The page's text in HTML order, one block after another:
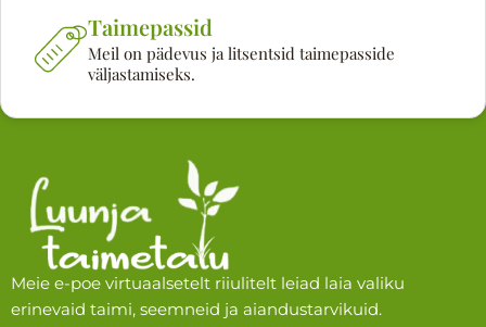
Taimepassid
Meil on pädevus ja litsentsid taimepasside
väljastamiseks.
Meie e-poe virtuaalsetelt riiulitelt leiad laia valiku
erinevaid taimi, seemneid ja aiandustarvikuid.